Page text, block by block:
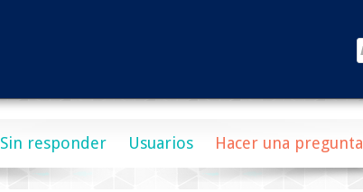
Sin responder Usuarios Hacer una pregunta